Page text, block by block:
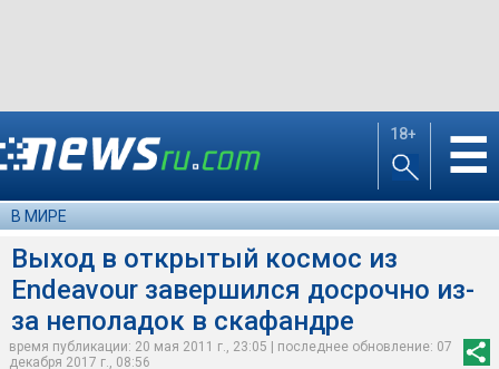
18+ ☰
В МИРЕ
Выход в открытый космос из
Endeavour завершился досрочно из-
за неполадок в скафандре
время публикации: 20 мая 2011 г., 23:05 | последнее обновление: 07
декабря 2017 г., 08:56